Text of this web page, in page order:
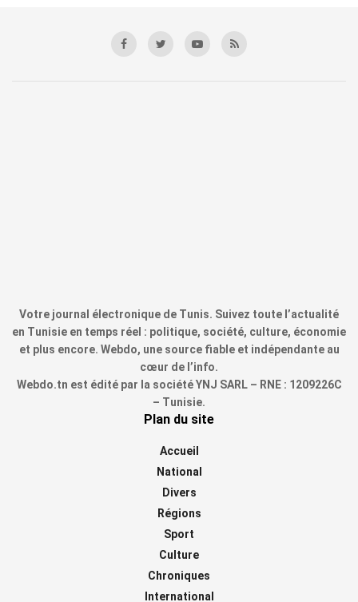
Votre journal électronique de Tunis. Suivez toute l’actualité
en Tunisie en temps réel : politique, société, culture, économie
et plus encore. Webdo, une source fiable et indépendante au
cœur de l’info.
Webdo.tn est édité par la société YNJ SARL – RNE : 1209226C
– Tunisie.
Plan du site
Accueil
National
Divers
Régions
Sport
Culture
Chroniques
International